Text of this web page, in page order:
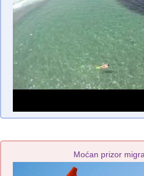
Moćan prizor